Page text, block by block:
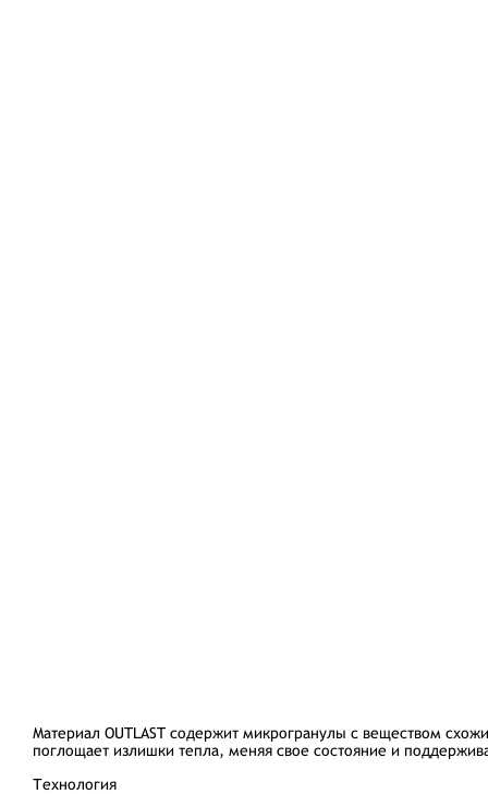
Материал OUTLAST содержит микрогранулы с веществом
поглощает излишки тепла, меняя свое состояние и
Технология